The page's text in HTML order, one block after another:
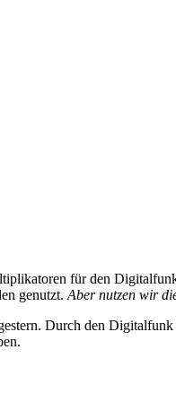
für den
genutzt. Aber nutzen wir
Durch den